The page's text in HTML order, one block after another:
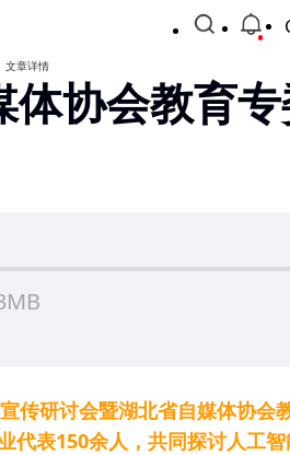
文章详情
体协会教育
传研讨会暨湖北省自媒体协会
代表150余人，共同探讨人工